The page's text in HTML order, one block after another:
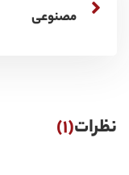
مصنوعی
نظرات(1)